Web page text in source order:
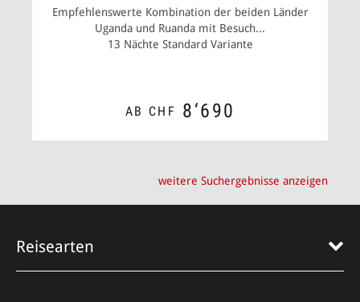
Empfehlenswerte Kombination der beiden Länder
Uganda und Ruanda mit Besuch...
13 Nächte Standard Variante
AB CHF 8‘690
weitere Suchergebnisse anzeigen
Reisearten